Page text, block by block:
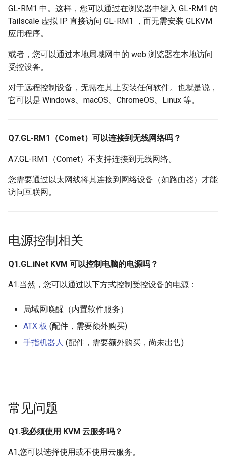
GL-RM1 中。这样，您可以通过在浏览器中键入 GL-RM1 的
Tailscale 虚拟 IP 直接访问 GL-RM1 ，而无需安装 GLKVM
应用程序。
或者，您可以通过本地局域网中的 web 浏览器在本地访问
受控设备。
对于远程控制设备，无需在其上安装任何软件。也就是说，
它可以是 Windows、macOS、ChromeOS、Linux 等。
Q7.GL-RM1（Comet）可以连接到无线网络吗？
A7.GL-RM1（Comet）不支持连接到无线网络。
您需要通过以太网线将其连接到网络设备（如路由器）才能
访问互联网。
电源控制相关
Q1.GL.iNet KVM 可以控制电脑的电源吗？
A1.当然，您可以通过以下方式控制受控设备的电源：
局域网唤醒（内置软件服务）
ATX 板 (配件，需要额外购买)
手指机器人 (配件，需要额外购买，尚未出售)
常见问题
Q1.我必须使用 KVM 云服务吗？
A1.您可以选择使用或不使用云服务。